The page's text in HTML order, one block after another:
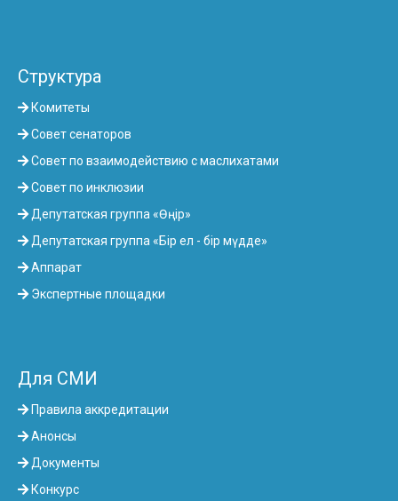
Структура
Комитеты
Совет сенаторов
Совет по взаимодействию с маслихатами
Совет по инклюзии
Депутатская группа «Өңір»
Депутатская группа «Бір ел - бір мүдде»
Аппарат
Экспертные площадки
Для СМИ
Правила аккредитации
Анонсы
Документы
Конкурс